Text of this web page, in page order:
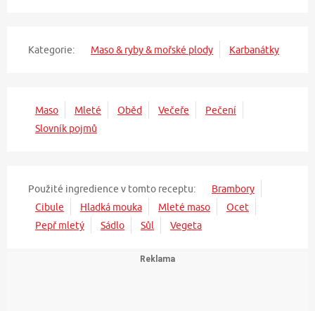
Kategorie: Maso & ryby & mořské plody Karbanátky
Maso Mleté Oběd Večeře
Pečení
Slovník pojmů
Použité ingredience v tomto receptu:
Brambory
Cibule
Hladká mouka Mleté maso
Ocet
Pepř mletý
Sádlo Sůl Vegeta